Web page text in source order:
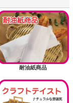
耐油紙商品